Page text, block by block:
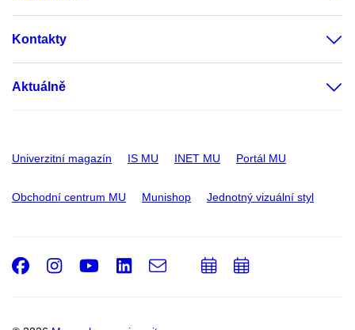
Kontakty
Aktuálně
Univerzitní magazín IS MU INET MU Portál MU
Obchodní centrum MU Munishop Jednotný vizuální styl
Facebook
Instagram
Youtube
LinkedIn
e-
PřidatPřidat